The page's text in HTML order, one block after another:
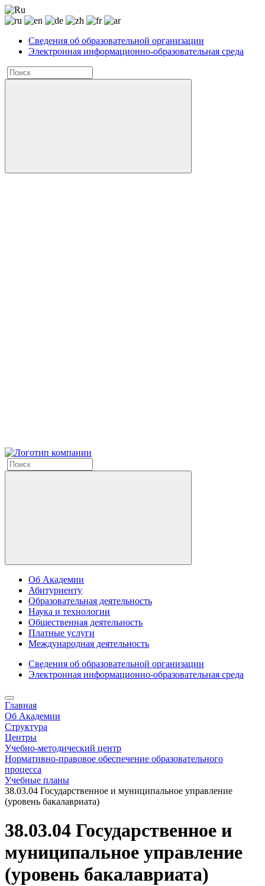
Сведения об образовательной организации
Электронная информационно-образовательная среда
Об Академии
Абитуриенту
Образовательная деятельность
Наука и технологии
Общественная деятельность
Платные услуги
Международная деятельность
Сведения об образовательной организации
Электронная информационно-образовательная среда
Главная
Об Академии
Структура
Центры
Учебно-методический центр
Нормативно-правовое обеспечение образовательного
процесса
Учебные планы
38.03.04 Государственное и муниципальное управление
(уровень бакалавриата)
38.03.04 Государственное и
муниципальное управление
(уровень бакалавриата)